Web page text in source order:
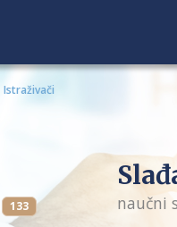
Istraživači
133 naučni